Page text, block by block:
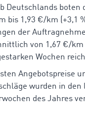
Deutschlands boten
bis 1,93 €/km (+3,1
der
von 1,67 €/
Wochen
Angebotspreise
wurden in den
des Jahres